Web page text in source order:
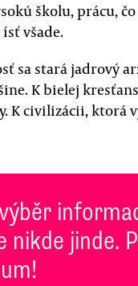
školu, prácu,
všade.
sa stará jadrový
K bielej
K civilizácii, ktorá
nikde jinde.